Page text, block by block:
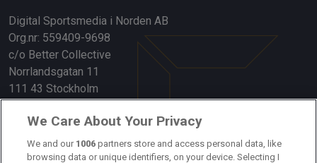
Digital Sportsmedia i Norden AB
Org.nr: 559409-9698
c/o Better Collective
Norrlandsgatan 11
111 43 Stockholm
Länkar
Om oss
We Care About Your Privacy
We and our 1006 partners store and access personal data, like
browsing data or unique identifiers, on your device. Selecting I